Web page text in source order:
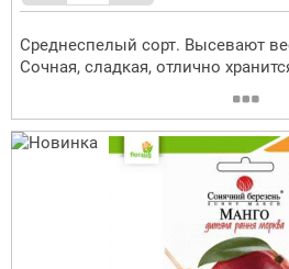
Среднеспелый сорт. Высевают
Сочная, сладкая, отлично